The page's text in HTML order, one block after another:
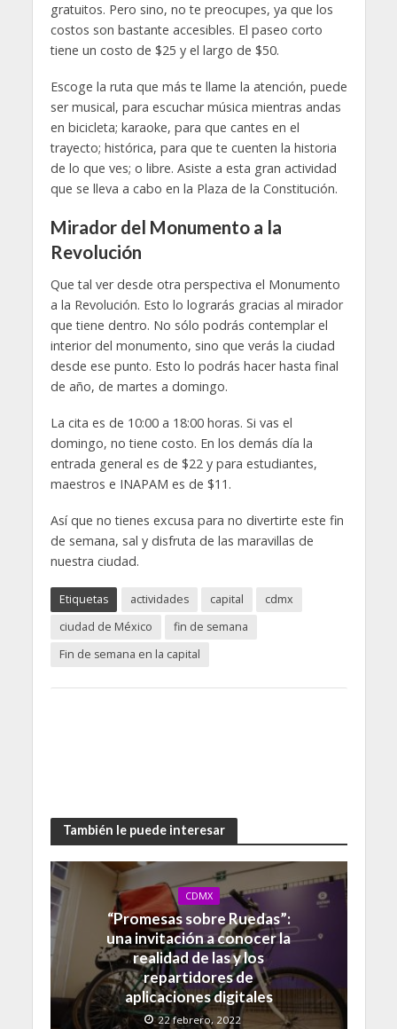
gratuitos. Pero sino, no te preocupes, ya que los
costos son bastante accesibles. El paseo corto
tiene un costo de $25 y el largo de $50.
Escoge la ruta que más te llame la atención, puede
ser musical, para escuchar música mientras andas
en bicicleta; karaoke, para que cantes en el
trayecto; histórica, para que te cuenten la historia
de lo que ves; o libre. Asiste a esta gran actividad
que se lleva a cabo en la Plaza de la Constitución.
Mirador del Monumento a la
Revolución
Que tal ver desde otra perspectiva el Monumento
a la Revolución. Esto lo lograrás gracias al mirador
que tiene dentro. No sólo podrás contemplar el
interior del monumento, sino que verás la ciudad
desde ese punto. Esto lo podrás hacer hasta final
de año, de martes a domingo.
La cita es de 10:00 a 18:00 horas. Si vas el
domingo, no tiene costo. En los demás día la
entrada general es de $22 y para estudiantes,
maestros e INAPAM es de $11.
Así que no tienes excusa para no divertirte este fin
de semana, sal y disfruta de las maravillas de
nuestra ciudad.
Etiquetas actividades capital
cdmx
ciudad de México
fin de semana
Fin de semana en la capital
También le puede interesar
CDMX
“Promesas sobre Ruedas”:
una invitación a conocer la
realidad de las y los
repartidores de
aplicaciones digitales
22 febrero, 2022